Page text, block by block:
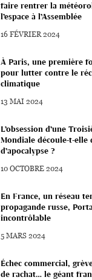
faire rentrer la
l’espace à l’Assemblée
16 FÉVRIER 2024
À Paris, une première
pour lutter contre le
climatique
13 MAI 2024
L’obsession d’une
Mondiale découle-t-elle
d’apocalypse ?
10 OCTOBRE 2024
En France, un réseau
propagande russe,
incontrôlable
5 MARS 2024
Échec commercial,
de rachat… le géant